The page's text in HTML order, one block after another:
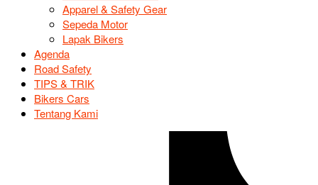
Apparel & Safety Gear
Sepeda Motor
Lapak Bikers
Agenda
Road Safety
TIPS & TRIK
Bikers Cars
Tentang Kami